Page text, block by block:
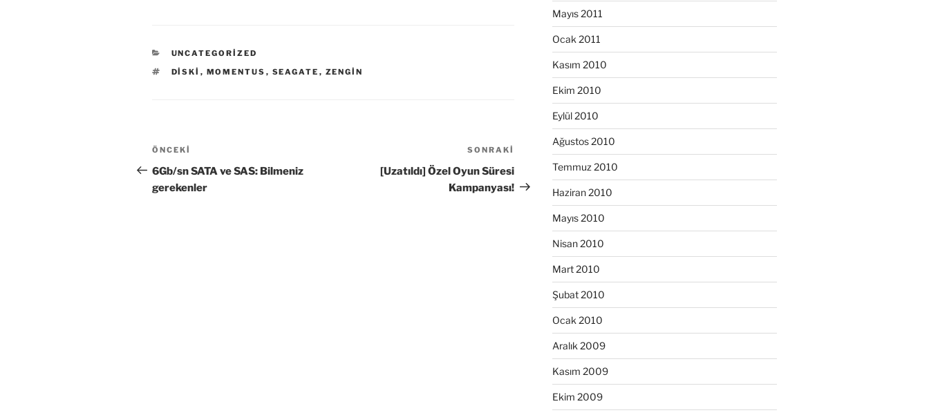
KATEGORILER
UNCATEGORIZED
ETIKETLER
DISKI , MOMENTUS , SEAGATE , ZENGIN
Yazı
gezinmesi
Önceki
Yazı
ÖNCEKI
6Gb/sn SATA ve SAS: Bilmeniz
gerekenler
Sonraki
Yazı
SONRAKI
[Uzatıldı] Özel Oyun Süresi
Kampanyası!
Mayıs 2011
Ocak 2011
Kasım 2010
Ekim 2010
Eylül 2010
Ağustos 2010
Temmuz 2010
Haziran 2010
Mayıs 2010
Nisan 2010
Mart 2010
Şubat 2010
Ocak 2010
Aralık 2009
Kasım 2009
Ekim 2009